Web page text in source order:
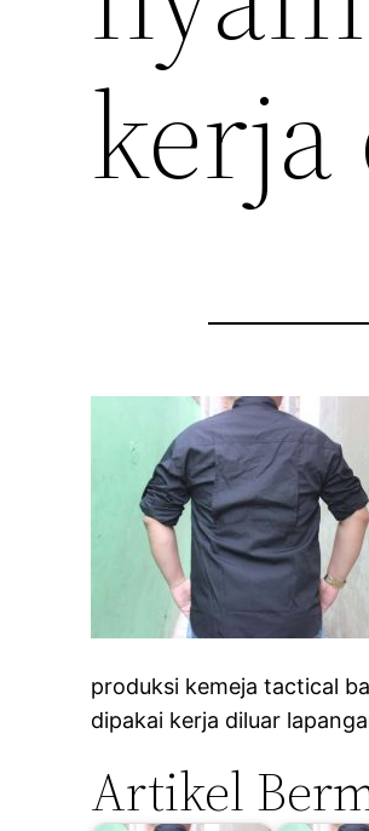
produksi kemeja tactical
dipakai kerja diluar
Artikel